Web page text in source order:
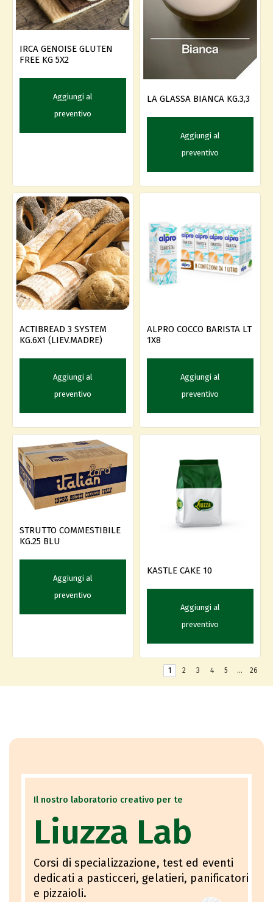
IRCA GENOISE GLUTEN
FREE KG 5X2
Aggiungi al
preventivo
LA GLASSA BIANCA KG.3,3
Aggiungi al
preventivo
ACTIBREAD 3 SYSTEM
KG.6X1 (LIEV.MADRE)
Aggiungi al
preventivo
ALPRO COCCO BARISTA LT
1X8
Aggiungi al
preventivo
STRUTTO COMMESTIBILE
KG.25 BLU
Aggiungi al
preventivo
KASTLE CAKE 10
Aggiungi al
preventivo
1 2 3 4 5 … 26
Il nostro laboratorio creativo per te
Liuzza Lab
Corsi di specializzazione, test ed eventi
dedicati a pasticceri, gelatieri, panificatori
e pizzaioli.